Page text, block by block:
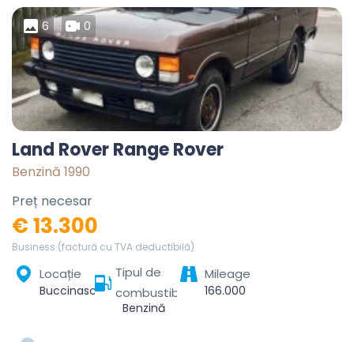
6 0
Land Rover Range Rover
Benzină 1990
Preț necesar
€ 13.300
Business (factură cu TVA deductibilă)
Locație
Buccinasco, Milan, Lombardy, 20090, Italy
Tipul de
combustibil
Benzină
Mileage
166.000